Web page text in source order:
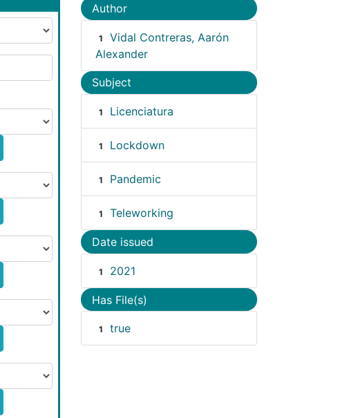
Author
1
Vidal Contreras, Aarón
Alexander
Subject
1 Licenciatura
1 Lockdown
1 Pandemic
1 Teleworking
Date issued
1 2021
Has File(s)
1 true